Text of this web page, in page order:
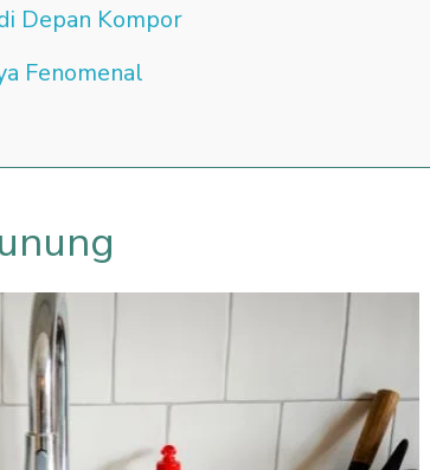
Depan Kompor
Fenomenal